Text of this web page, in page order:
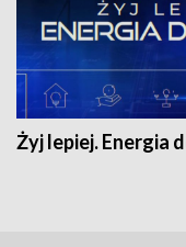
Żyj lepiej. Energia